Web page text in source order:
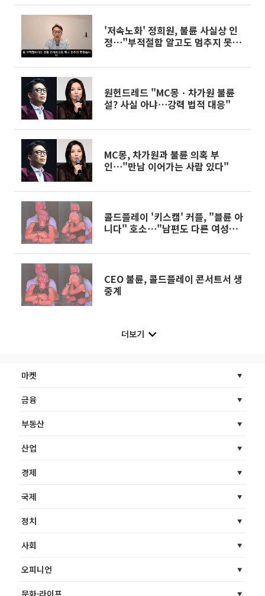
'저속노화' 정희원, 불륜 사실상 인
정⋯"부적절함 알고도 멈추지 못
원헌드레드 "MC몽ㆍ차가원 불륜
설? 사실 아냐⋯강력 법적 대응"
MC몽, 차가원과 불륜 의혹 부
인⋯"만남 이어가는 사람 있다"
콜드플레이 '키스캠' 커플, "블륜 아
니다" 호소⋯"남편도 다른 여성과
CEO 불륜, 콜드플레이 콘서트서 생
중계
더보기
마켓
금융
부동산
산업
경제
국제
정치
사회
오피니언
문화·라이프